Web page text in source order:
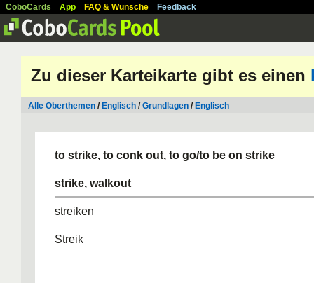
CoboCards App FAQ & Wünsche Feedback
Zu dieser Karteikarte gibt es einen
Alle Oberthemen / Englisch /Grundlagen / Englisch
to strike, to conk out, to go/to be on strike
strike, walkout
streiken
Streik